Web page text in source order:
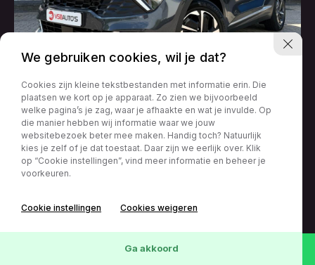
0416 – 224161
Kia Sportage
1.6 T-GDI 150PK MHEV AUT. LED NAVIGATIE CAMERA
CARPLAY AIRCO LMV PDC
35061 km
01-06-2022
Automaat
€26.950,-
v.a € 443 p/m
Bekijk deze auto
We gebruiken cookies, wil je dat?
Cookies zijn kleine tekstbestanden met informatie erin. Die
plaatsen we kort op je apparaat. Zo zien we bijvoorbeeld
welke pagina’s je zag, waar je afhaakte en wat je invulde. Op
die manier hebben wij informatie waar we jouw
websitebezoek beter mee maken. Handig toch? Natuurlijk
kies je zelf of je dat toestaat. Daar zijn we eerlijk over. Klik
op “Cookie instellingen”, vind meer informatie en beheer je
voorkeuren.
Cookie instellingen Cookies weigeren
Ga akkoord